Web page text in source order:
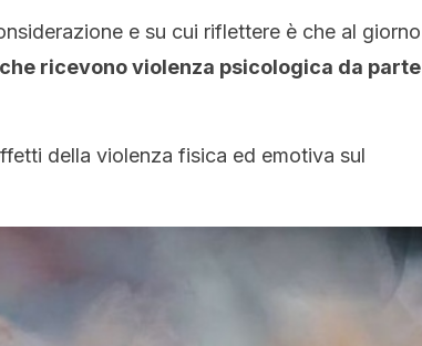
e su cui riflettere è che al giorno
ricevono violenza psicologica da parte
della violenza fisica ed emotiva sul